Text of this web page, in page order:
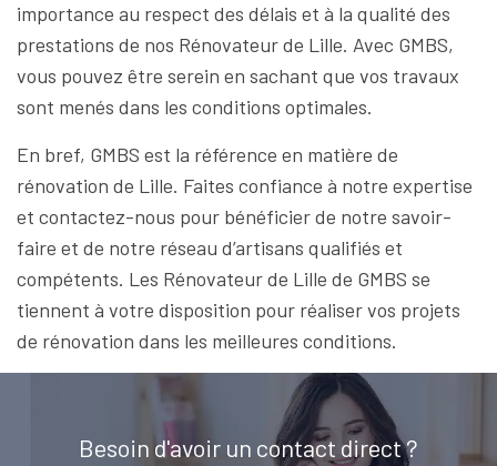
importance au respect des délais et à la qualité des
prestations de nos Rénovateur de Lille. Avec GMBS,
vous pouvez être serein en sachant que vos travaux
sont menés dans les conditions optimales.
En bref, GMBS est la référence en matière de
rénovation de Lille. Faites confiance à notre expertise
et contactez-nous pour bénéficier de notre savoir-
faire et de notre réseau d’artisans qualifiés et
compétents. Les Rénovateur de Lille de GMBS se
tiennent à votre disposition pour réaliser vos projets
de rénovation dans les meilleures conditions.
Besoin d'avoir un contact direct ?